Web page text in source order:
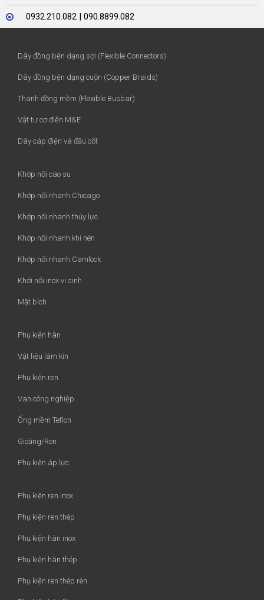
0932.210.082 | 090.8899.082
Dây đồng bện dạng sợi (Flexible Connectors)
Dây đồng bện dạng cuộn (Copper Braids)
Thanh đồng mềm (Flexible Busbar)
Vật tư cơ điện M&E
Dây cáp điện và đầu cốt
Khớp nối cao su
Khớp nối nhanh Chicago
Khớp nối nhanh thủy lực
Khớp nối nhanh khí nén
Khớp nối nhanh Camlock
Khới nối inox vi sinh
Mặt bích
Phụ kiện hàn
Vật liệu làm kín
Phụ kiện ren
Van công nghiệp
Ống mềm Teflon
Gioăng/Ron
Phụ kiện áp lực
Phụ kiện ren inox
Phụ kiện ren thép
Phụ kiện hàn inox
Phụ kiện hàn thép
Phụ kiện ren thép rèn